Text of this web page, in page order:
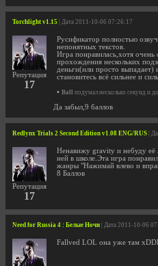
Torchlight v1.15 | Дата 2011-10-06 07:26:17
Репутация
17
Русификатор полностью
непонятных текстов.
Игра понравилась,хотя очень
прохождения нескольких
деньги(или просто выпадает)
становитесь всё сильнее и
• Ball подумал несколько секунд и
Да забыл,9 баллов
Redlynx Trials 2 Second Edition v1.08 ENG/RUS |
Репутация
17
Ненавижу gravity и небуду её
ней в школе.Эта игра
жанры "Нажимай влево и
8 Баллов
Need for Russia 4 : Белые Ночи | Дата 2011-10-06
Fallved LOL она уже там